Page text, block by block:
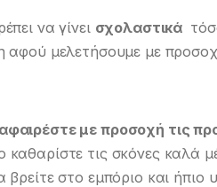
να γίνει σχολαστικά
μελετήσουμε με
αφαιρέστε με προσοχή τις
τις σκόνες καλά
βρείτε στο εμπόριο και ήπιο